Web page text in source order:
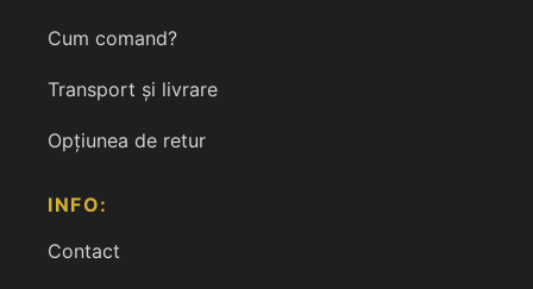
Cum comand?
Transport și livrare
Opțiunea de retur
INFO:
Contact